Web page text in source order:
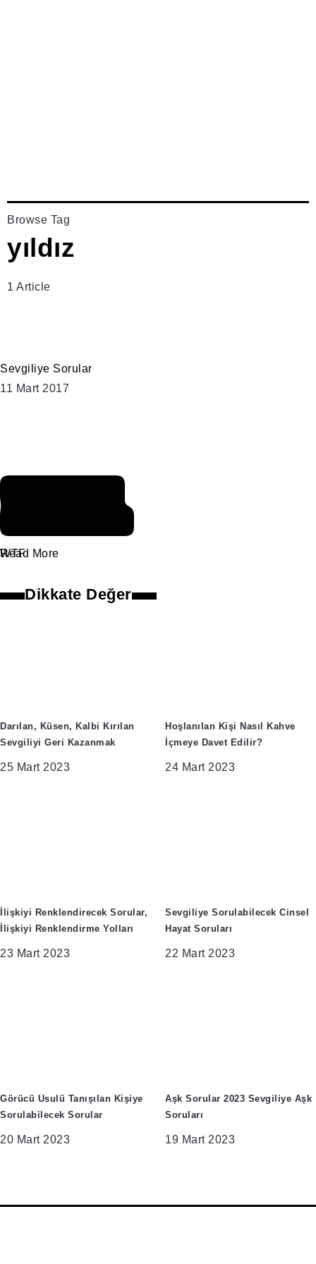
Browse Tag
yıldız
1 Article
Sevgiliye Sorular
11 Mart 2017
WTF
Read More
Dikkate Değer
Darılan, Küsen, Kalbi Kırılan
Sevgiliyi Geri Kazanmak
25 Mart 2023
Hoşlanılan Kişi Nasıl Kahve
İçmeye Davet Edilir?
24 Mart 2023
İlişkiyi Renklendirecek Sorular,
İlişkiyi Renklendirme Yolları
23 Mart 2023
Sevgiliye Sorulabilecek Cinsel
Hayat Soruları
22 Mart 2023
Görücü Usulü Tanışılan Kişiye
Sorulabilecek Sorular
20 Mart 2023
Aşk Sorular 2023 Sevgiliye Aşk
Soruları
19 Mart 2023